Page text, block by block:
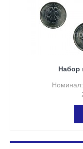
Набор
Номинал: